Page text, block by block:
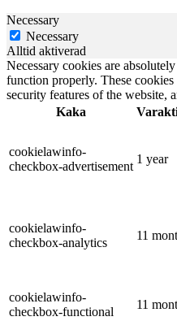
Necessary
Necessary
Alltid aktiverad
Necessary cookies are
function properly. These
security features of the website,
Kaka
cookielawinfo-
checkbox-advertisement
1 year
cookielawinfo-
checkbox-analytics
11
cookielawinfo-
checkbox-functional
11